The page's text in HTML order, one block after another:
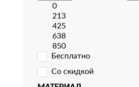
0
213
425
638
850
Бесплатно
Со скидкой